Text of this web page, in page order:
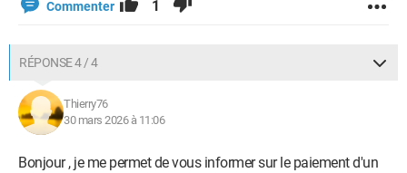
Commenter 1
RÉPONSE 4 / 4
Thierry76
30 mars 2026 à 11:06
Bonjour , je me permet de vous informer sur le paiement d'un